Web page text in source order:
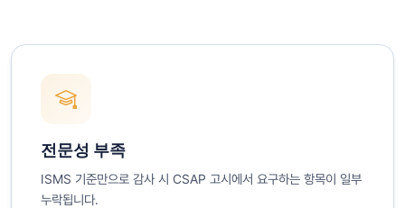
전문성 부족
ISMS 기준만으로 감사 시 CSAP 고시에서 요구하는 항목이 일부
누락됩니다.